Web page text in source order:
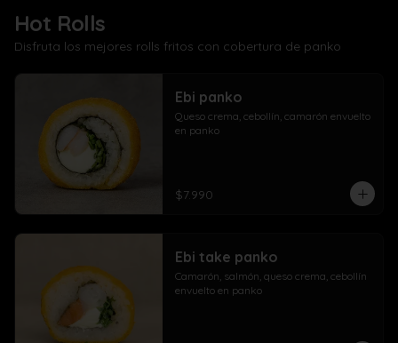
Hot Rolls
Disfruta los mejores rolls fritos con cobertura de panko
Ebi panko
Queso crema, cebollín, camarón envuelto
en panko
$7.990
Ebi take panko
Camarón, salmón, queso crema, cebollín
envuelto en panko